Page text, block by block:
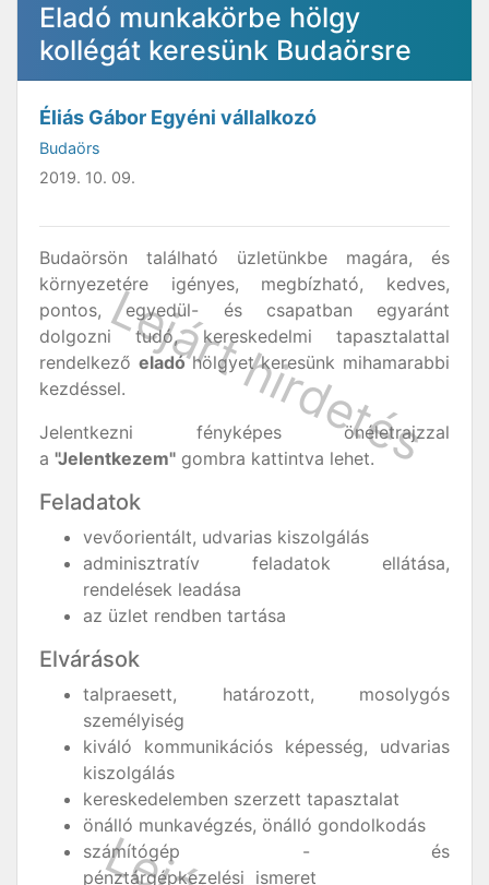
Eladó munkakörbe hölgy
kollégát keresünk Budaörsre
Éliás Gábor Egyéni vállalkozó
Budaörs
2019. 10. 09.
Budaörsön található üzletünkbe magára, és
környezetére igényes, megbízható, kedves,
pontos, egyedül- és csapatban egyaránt
dolgozni tudó, kereskedelmi tapasztalattal
rendelkező eladóhölgyet keresünk mihamarabbi
kezdéssel.
Jelentkezni fényképes önéletrajzzal
a "Jelentkezem" gombra kattintva lehet.
Feladatok
vevőorientált, udvarias kiszolgálás
adminisztratív feladatok ellátása,
rendelések leadása
az üzlet rendben tartása
Elvárások
talpraesett, határozott, mosolygós
személyiség
kiváló kommunikációs képesség, udvarias
kiszolgálás
kereskedelemben szerzett tapasztalat
önálló munkavégzés, önálló gondolkodás
számítógép - és
pénztárgépkezelési ismeret